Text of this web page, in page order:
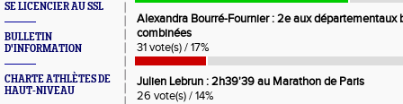
SE LICENCIER AU SSL
BULLETIN
D'INFORMATION
CHARTE ATHLÈTES DE
HAUT-NIVEAU
Alexandra Bourré-Fournier : 2e aux départementaux
combinées
31 vote(s) / 17%
Julien Lebrun : 2h39'39 au Marathon de Paris
26 vote(s) / 14%